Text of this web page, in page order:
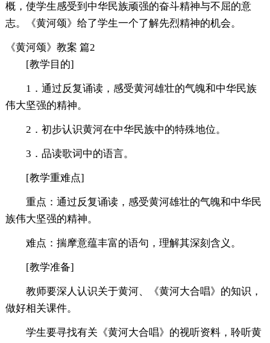
概，使学生感受到中华民族顽强的奋斗精神与不屈的意
志。《黄河颂》给了学生一个了解先烈精神的机会。
《黄河颂》教案 篇2
[教学目的]
1．通过反复诵读，感受黄河雄壮的气魄和中华民族
伟大坚强的精神。
2．初步认识黄河在中华民族中的特殊地位。
3．品读歌词中的语言。
[教学重难点]
重点：通过反复诵读，感受黄河雄壮的气魄和中华民
族伟大坚强的精神。
难点：揣摩意蕴丰富的语句，理解其深刻含义。
[教学准备]
教师要深人认识关于黄河、《黄河大合唱》的知识，
做好相关课件。
学生要寻找有关《黄河大合唱》的视听资料，聆听黄